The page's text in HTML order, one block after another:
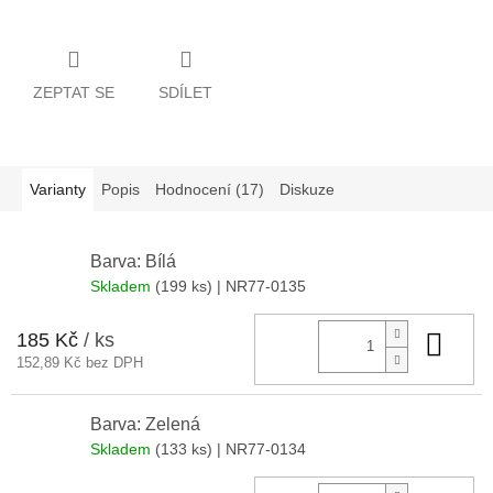
ZEPTAT SE SDÍLET
Varianty Popis Hodnocení (17) Diskuze
Barva: Bílá
Skladem (199 ks) | NR77-0135
185 Kč / ks
152,89 Kč bez DPH
Barva: Zelená
Skladem (133 ks) | NR77-0134